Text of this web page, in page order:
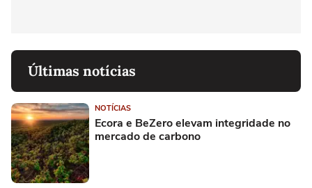
Últimas notícias
NOTÍCIAS
Ecora e BeZero elevam integridade no
mercado de carbono